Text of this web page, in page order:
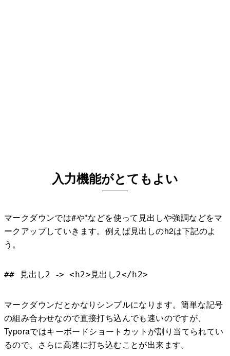
入力機能がとてもよい
マークダウンでは#や*などを使って見出しや強調などをマ
ークアップしていきます。例えば見出しのh2は下記のよ
う。
## 見出し2-> <h2>見出し2</h2>
マークダウンだとかなりシンプルになります。簡単な記号
の組み合わせなので直接打ち込んでも速いのですが、
Typoraではキーボードショートカットが割り当てられてい
るので、さらに高速に打ち込むことが出来ます。